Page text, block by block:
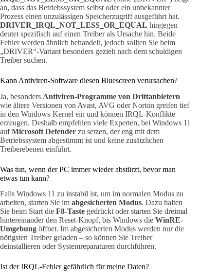
an, dass das Betriebssystem selbst oder ein unbekannter
Prozess einen unzulässigen Speicherzugriff ausgeführt hat.
DRIVER_IRQL_NOT_LESS_OR_EQUAL hingegen
deutet spezifisch auf einen Treiber als Ursache hin. Beide
Fehler werden ähnlich behandelt, jedoch sollten Sie beim
„DRIVER“-Variant besonders gezielt nach dem schuldigen
Treiber suchen.
Kann Antiviren-Software diesen Bluescreen verursachen?
Ja, besonders Antiviren-Programme von Drittanbietern
wie ältere Versionen von Avast, AVG oder Norton greifen tief
in den Windows-Kernel ein und können IRQL-Konflikte
erzeugen. Deshalb empfehlen viele Experten, bei Windows 11
aufMicrosoft Defender zu setzen, der eng mit dem
Betriebssystem abgestimmt ist und keine zusätzlichen
Treiberebenen einführt.
Was tun, wenn der PC immer wieder abstürzt, bevor man
etwas tun kann?
Falls Windows 11 zu instabil ist, um im normalen Modus zu
arbeiten, starten Sie im abgesicherten Modus. Dazu halten
Sie beim Start die F8-Taste gedrückt oder starten Sie dreimal
hintereinander den Reset-Knopf, bis Windows die WinRE-
Umgebung öffnet. Im abgesicherten Modus werden nur die
nötigsten Treiber geladen – so können Sie Treiber
deinstallieren oder Systemreparaturen durchführen.
Ist der IRQL-Fehler gefährlich für meine Daten?